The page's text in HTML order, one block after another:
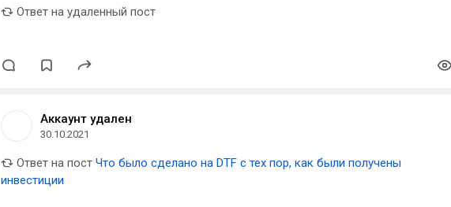
Ответ на удаленный пост
Аккаунт удален
30.10.2021
Ответ на пост Что было сделано на DTF с тех пор, как были получены
инвестиции